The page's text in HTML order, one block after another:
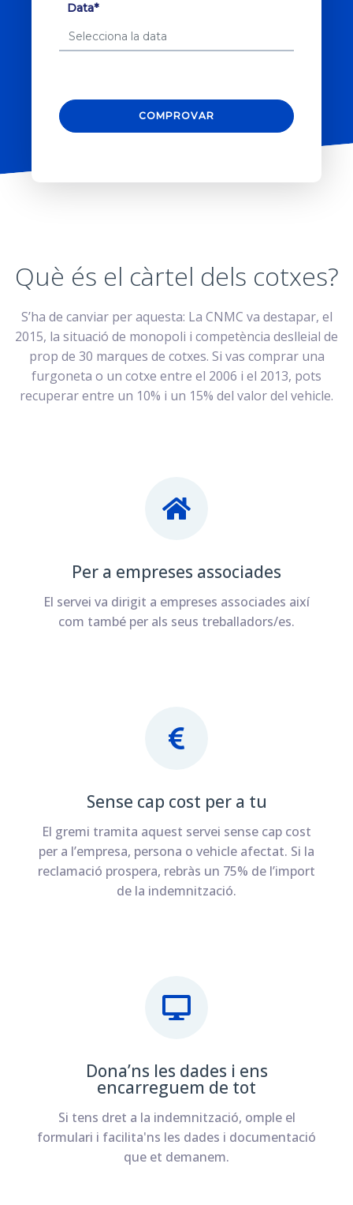
Data*
COMPROVAR
Què és el càrtel dels cotxes?
S’ha de canviar per aquesta: La CNMC va destapar, el
2015, la situació de monopoli i competència deslleial de
prop de 30 marques de cotxes. Si vas comprar una
furgoneta o un cotxe entre el 2006 i el 2013, pots
recuperar entre un 10% i un 15% del valor del vehicle.
Per a empreses associades
El servei va dirigit a empreses associades així
com també per als seus treballadors/es.
Sense cap cost per a tu
El gremi tramita aquest servei sense cap cost
per a l’empresa, persona o vehicle afectat. Si la
reclamació prospera, rebràs un 75% de l’import
de la indemnització.
Dona’ns les dades i ens
encarreguem de tot
Si tens dret a la indemnització, omple el
formulari i facilita'ns les dades i documentació
que et demanem.